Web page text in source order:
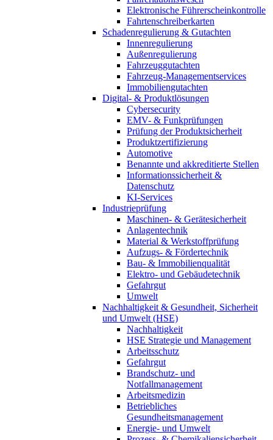
Elektronische Führerscheinkontrolle
Fahrtenschreiberkarten
Schadenregulierung & Gutachten
Innenregulierung
Außenregulierung
Fahrzeuggutachten
Fahrzeug-Managementservices
Immobiliengutachten
Digital- & Produktlösungen
Cybersecurity
EMV- & Funkprüfungen
Prüfung der Produktsicherheit
Produktzertifizierung
Automotive
Benannte und akkreditierte Stellen
Informationssicherheit &
Datenschutz
KI-Services
Industrieprüfung
Maschinen- & Gerätesicherheit
Anlagentechnik
Material & Werkstoffprüfung
Aufzugs- & Fördertechnik
Bau- & Immobilienqualität
Elektro- und Gebäudetechnik
Gefahrgut
Umwelt
Nachhaltigkeit & Gesundheit, Sicherheit
und Umwelt (HSE)
Nachhaltigkeit
HSE Strategie und Management
Arbeitsschutz
Gefahrgut
Brandschutz- und
Notfallmanagement
Arbeitsmedizin
Betriebliches
Gesundheitsmanagement
Energie- und Umwelt